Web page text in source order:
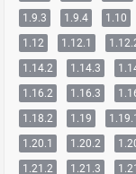
1.9.3
1.9.4 1.10
1.12
1.12.1
1.14.2
1.14.3
1.16.2
1.16.3
1.18.2
1.19 1.19.1
1.20.1
1.20.2
1.21.2
1.21.3